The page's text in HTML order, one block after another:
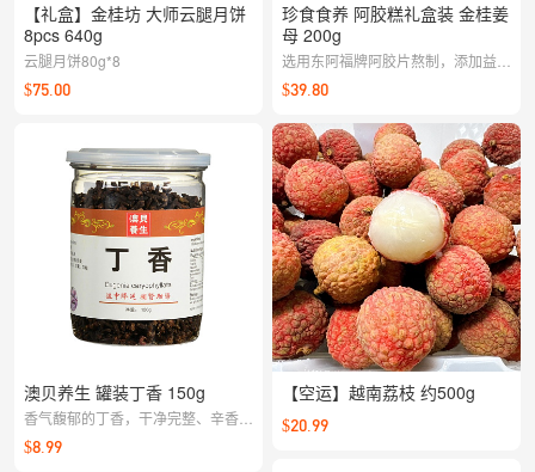
【礼盒】金桂坊 大师云腿月饼
8pcs 640g
云腿月饼80g*8
$75.00
澳贝养生 罐装丁香 150g
香气馥郁的丁香，干净完整、辛香清
新；烹饪提味、泡茶拼配都合适。密
封罐装更好保存，让日常调味与养生
$8.99
珍食食养 阿胶糕礼盒装 金桂姜
母 200g
选用东阿福牌阿胶片熬制，添加益母
草，老姜，暖宫暧胃，保护卵巢，活
血调经，清热解毒。
$39.80
【空运】越南荔枝 约500g
$20.99